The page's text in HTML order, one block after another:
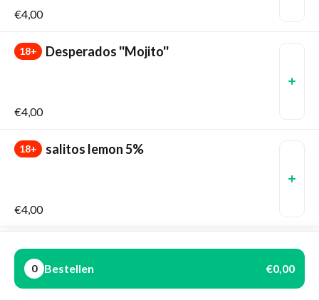
€4,00
18+ Desperados ''Mojito''
€4,00
18+ salitos lemon 5%
€4,00
18+ salitos Pink 5%
0 Bestellen €0,00